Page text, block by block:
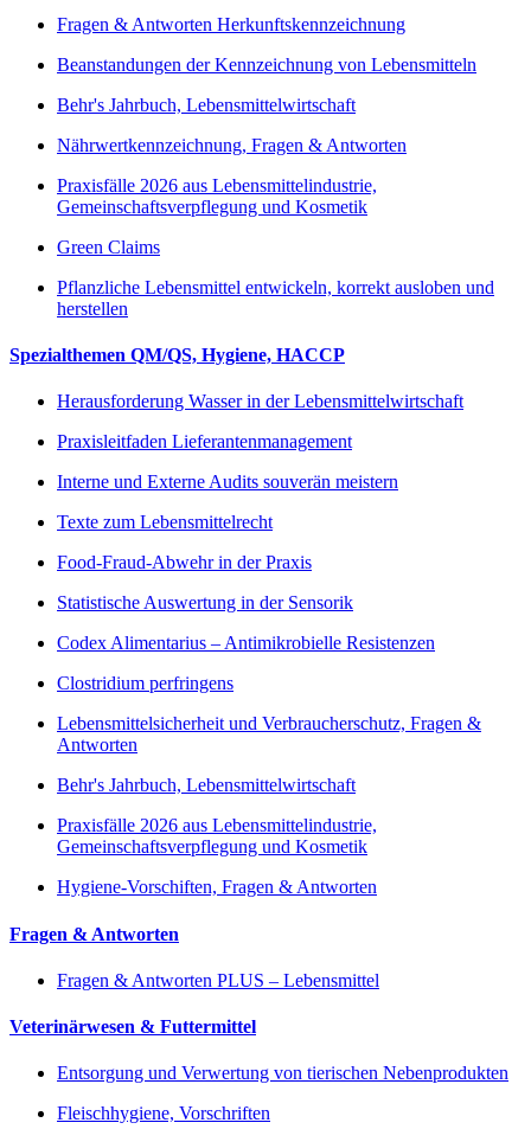
Fragen & Antworten Herkunftskennzeichnung
Beanstandungen der Kennzeichnung von Lebensmitteln
Behr's Jahrbuch, Lebensmittelwirtschaft
Nährwertkennzeichnung, Fragen & Antworten
Praxisfälle 2026 aus Lebensmittelindustrie,
Gemeinschaftsverpflegung und Kosmetik
Green Claims
Pflanzliche Lebensmittel entwickeln, korrekt ausloben und
herstellen
Spezialthemen QM/QS, Hygiene, HACCP
Herausforderung Wasser in der Lebensmittelwirtschaft
Praxisleitfaden Lieferantenmanagement
Interne und Externe Audits souverän meistern
Texte zum Lebensmittelrecht
Food-Fraud-Abwehr in der Praxis
Statistische Auswertung in der Sensorik
Codex Alimentarius – Antimikrobielle Resistenzen
Clostridium perfringens
Lebensmittelsicherheit und Verbraucherschutz, Fragen &
Antworten
Behr's Jahrbuch, Lebensmittelwirtschaft
Praxisfälle 2026 aus Lebensmittelindustrie,
Gemeinschaftsverpflegung und Kosmetik
Hygiene-Vorschiften, Fragen & Antworten
Fragen & Antworten
Fragen & Antworten PLUS – Lebensmittel
Veterinärwesen & Futtermittel
Entsorgung und Verwertung von tierischen Nebenprodukten
Fleischhygiene, Vorschriften